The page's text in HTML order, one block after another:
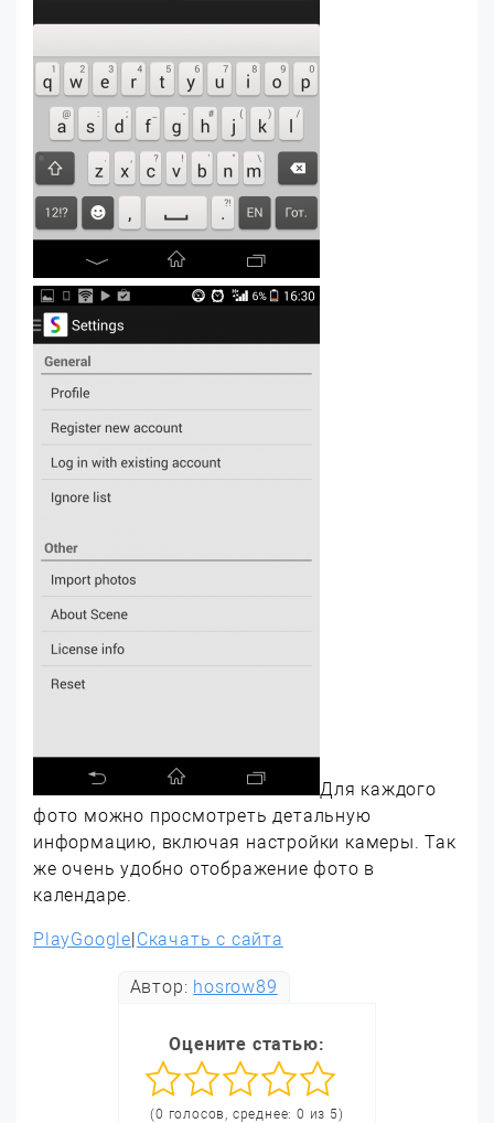
Для каждого
фото можно просмотреть детальную
информацию, включая настройки камеры. Так
же очень удобно отображение фото в
календаре.
PlayGoogle|Скачать с сайта
Автор: hosrow89
Оцените статью:
(0 голосов, среднее: 0 из 5)